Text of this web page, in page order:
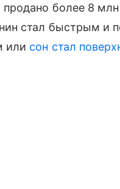
более 8
стал быстрым и
или сон стал